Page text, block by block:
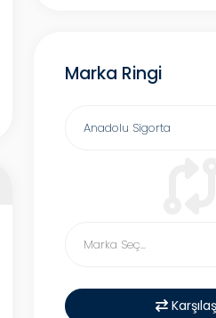
Marka Ringi